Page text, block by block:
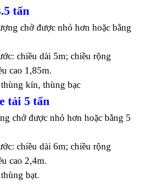
tấn
chở được nhỏ hơn hoặc bằng
chiều dài 5m; chiều rộng
cao 1,85m.
kín, thùng bạc
tải 5 tấn
chở được nhỏ hơn hoặc bằng 5
chiều dài 6m; chiều rộng
cao 2,4m.
bạt.